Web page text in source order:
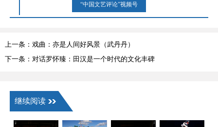
“中国文艺评论”视频号
上一条：戏曲：亦是人间好风景（武丹丹）
下一条：对话罗怀臻：田汉是一个时代的文化丰碑
继续阅读